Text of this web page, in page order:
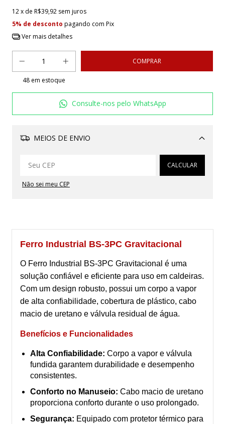
12x de R$39,92 sem juros
5% de desconto pagando com Pix
Ver mais detalhes
48em estoque
Consulte-nos pelo WhatsApp
MEIOS DE ENVIO
Alterar CEP
CALCULAR
Não sei meu CEP
Ferro Industrial BS-3PC Gravitacional
O Ferro Industrial BS-3PC Gravitacional é uma
solução confiável e eficiente para uso em caldeiras.
Com um design robusto, possui um corpo a vapor
de alta confiabilidade, cobertura de plástico, cabo
macio de uretano e válvula residual de água.
Benefícios e Funcionalidades
Alta Confiabilidade: Corpo a vapor e válvula
fundida garantem durabilidade e desempenho
consistentes.
Conforto no Manuseio: Cabo macio de uretano
proporciona conforto durante o uso prolongado.
Segurança: Equipado com protetor térmico para